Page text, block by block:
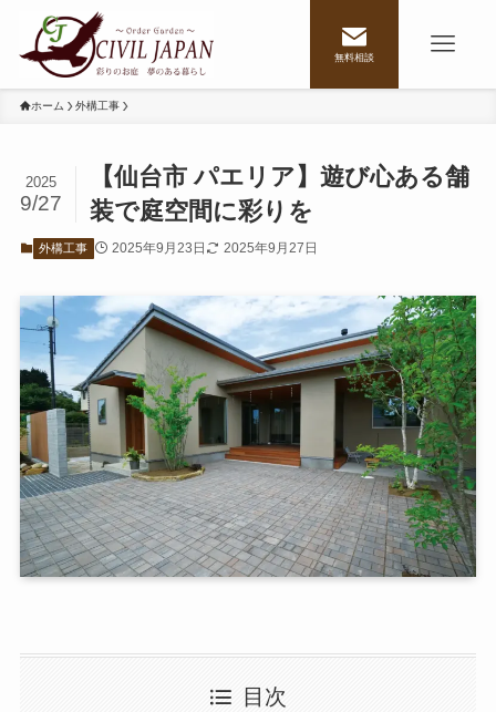
無料相談
ホーム 外構工事
【仙台市 パエリア】遊び心ある舗
装で庭空間に彩りを
2025
9/27
外構工事 2025年9月23日 2025年9月27日
目次